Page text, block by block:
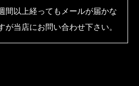
間以上経ってもメールが届かな
が当店にお問い合わせ下さい。